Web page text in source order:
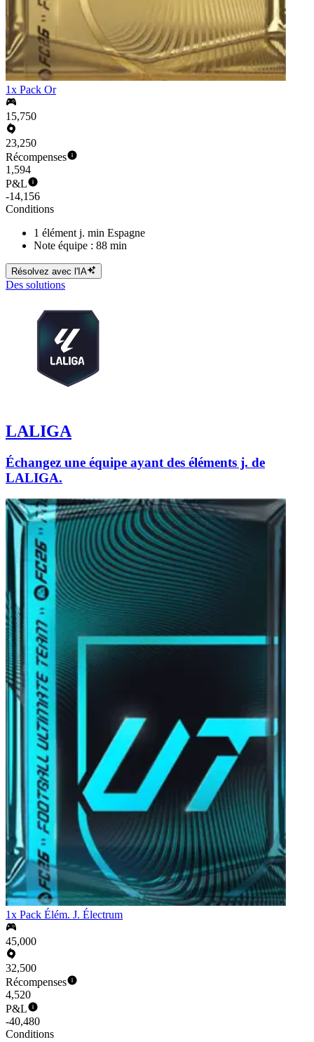
1x Pack Or
15,750
23,250
Récompenses
1,594
P&L
-14,156
Conditions
1 élément j. min Espagne
Note équipe : 88 min
Résolvez avec l'IA
Des solutions
LALIGA
Échangez une équipe ayant des éléments j. de
LALIGA.
1x Pack Élém. J. Électrum
45,000
32,500
Récompenses
4,520
P&L
-40,480
Conditions